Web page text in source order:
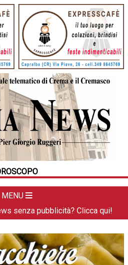
MENU
HOME
CRONACA
POLITICA
LA FOTO
TERRITORIO
CREMASCO
OROSCOPO
senza pubblicità? Clicca qui!